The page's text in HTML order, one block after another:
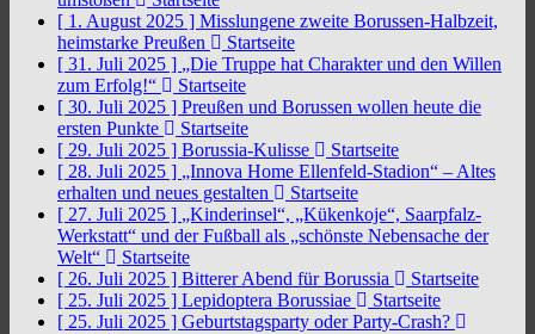
[ 1. August 2025 ] Misslungene zweite Borussen-Halbzeit,
heimstarke Preußen
Startseite
[ 31. Juli 2025 ] „Die Truppe hat Charakter und den Willen
zum Erfolg!“
Startseite
[ 30. Juli 2025 ] Preußen und Borussen wollen heute die
ersten Punkte
Startseite
[ 29. Juli 2025 ] Borussia-Kulisse
Startseite
[ 28. Juli 2025 ] „Innova Home Ellenfeld-Stadion“ – Altes
erhalten und neues gestalten
Startseite
[ 27. Juli 2025 ] „Kinderinsel“, „Kükenkoje“, Saarpfalz-
Werkstatt“ und der Fußball als „schönste Nebensache der
Welt“
Startseite
[ 26. Juli 2025 ] Bitterer Abend für Borussia
Startseite
[ 25. Juli 2025 ] Lepidoptera Borussiae
Startseite
[ 25. Juli 2025 ] Geburtstagsparty oder Party-Crash?